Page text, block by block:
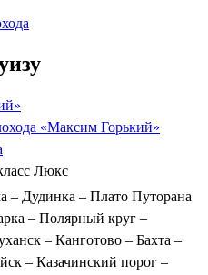
«Максим Горький»
Люкс
– Дудинка – Плато Путорана
– Полярный круг –
– Канготово – Бахта –
– Казачинский порог –